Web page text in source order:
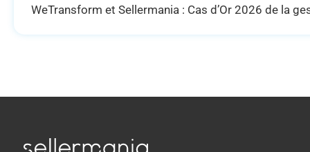
WeTransform et Sellermania : Cas d’Or 2026 de la